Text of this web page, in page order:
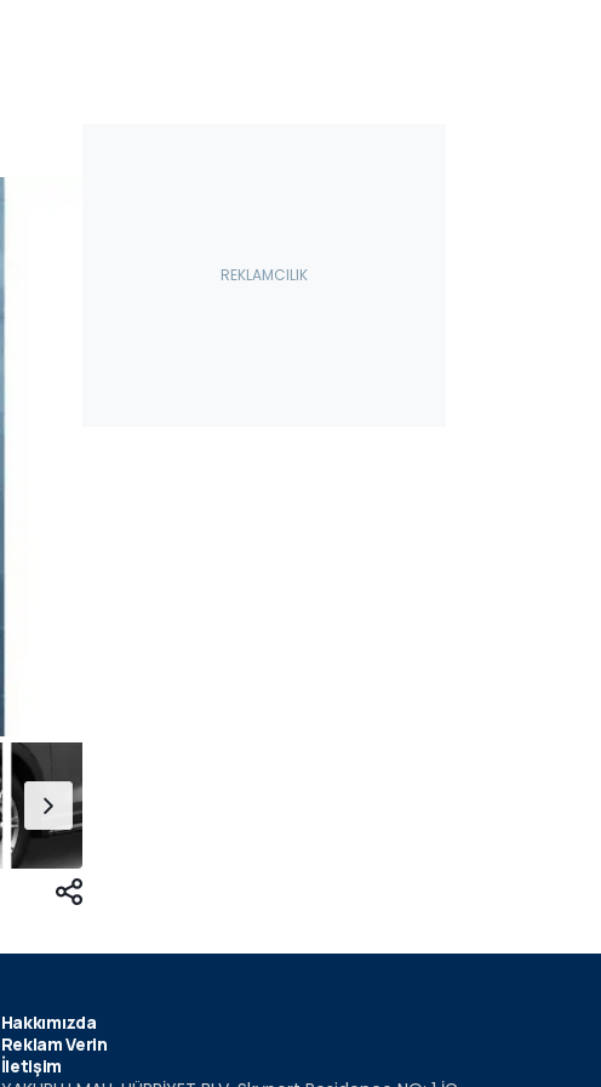
Hakkımızda
Reklam Verin
İletişim